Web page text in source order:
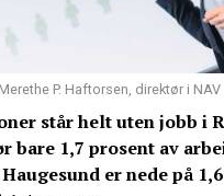
Merethe P. Haftorsen, direktør i
står helt uten jobb i
bare 1,7 prosent av
er nede på